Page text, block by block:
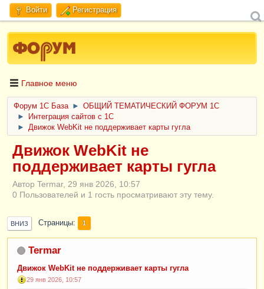
Войти Регистрация
Главное меню
Форум 1C База ►
ОБЩИЙ ТЕМАТИЧЕСКИЙ ФОРУМ 1С
►
Интеграция сайтов с 1С
►
Движок WebKit не поддерживает карты гугла
Движок WebKit не
поддерживает карты гугла
Автор Termar, 29 янв 2026, 10:57
0 Пользователей и 1 гость просматривают эту тему.
ВНИЗ Страницы 1
Termar
Движок WebKit не поддерживает карты гугла
29 янв 2026, 10:57